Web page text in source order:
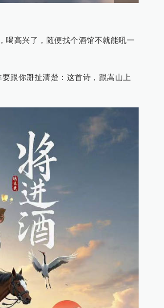
喝高兴了，随便找个酒馆不就能吼一
跟你掰扯清楚：这首诗，跟嵩山上